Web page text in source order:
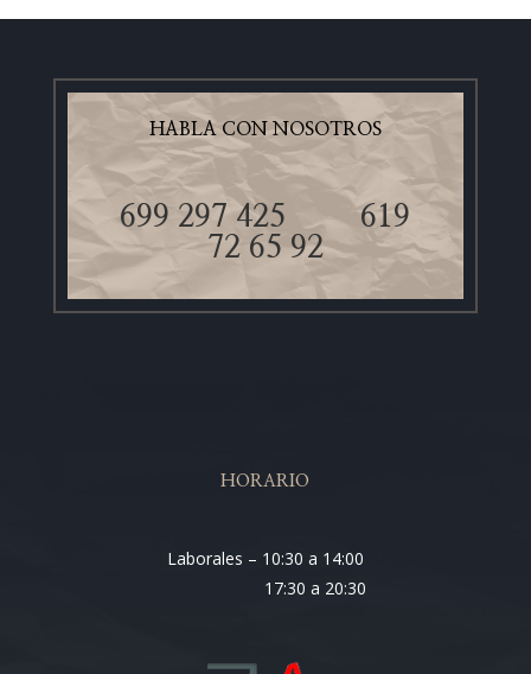
HABLA CON NOSOTROS
699 297 425619
72 65 92
HORARIO
Laborales – 10:30 a 14:00
17:30 a 20:30